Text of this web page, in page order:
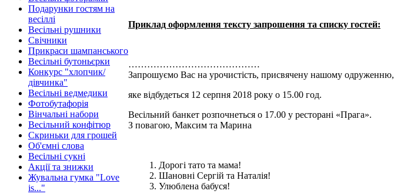
Подарунки гостям на
весіллі
Весільні рушники
Свічники
Прикраси шампанського
Весільні бутоньєрки
Конкурс "хлопчик/
дівчинка"
Весільні ведмедики
Фотобутафорія
Вінчальні набори
Весільний конфітюр
Скриньки для грошей
Об'ємні слова
Весільні сукні
Акції та знижки
Жувальна гумка "Love
is..."
Приклад оформлення тексту запрошення та списку гостей:
……………………………………
Запрошуємо Вас на урочистість, присвячену нашому одруженню,
яке відбудеться 12 серпня 2018 року о 15.00 год.
Весільний банкет розпочнеться о 17.00 у ресторані «Прага».
З повагою, Максим та Марина
1. Дорогі тато та мама!
2. Шановні Сергій та Наталія!
3. Улюблена бабуся!